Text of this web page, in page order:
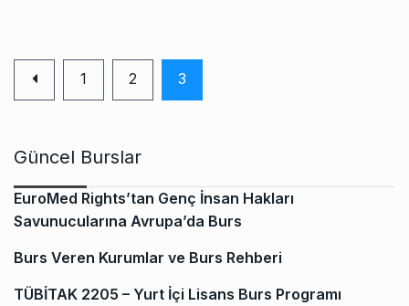
1 2 3
Güncel Burslar
EuroMed Rights’tan Genç İnsan Hakları
Savunucularına Avrupa’da Burs
Burs Veren Kurumlar ve Burs Rehberi
TÜBİTAK 2205 – Yurt İçi Lisans Burs Programı